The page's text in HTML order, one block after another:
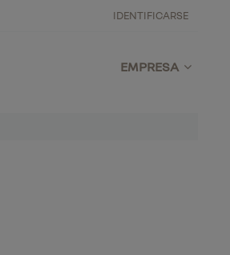
IDENTIFICARSE
EMPRESA